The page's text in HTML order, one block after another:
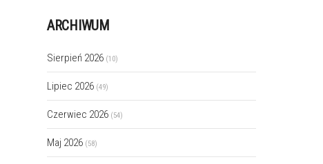
ARCHIWUM
Sierpień 2026 (10)
Lipiec 2026 (49)
Czerwiec 2026 (54)
Maj 2026 (58)